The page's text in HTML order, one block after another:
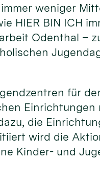
weniger
HIER BIN ICH
Odenthal –
für
Einrichtungen
die
wird die
Kinder- und